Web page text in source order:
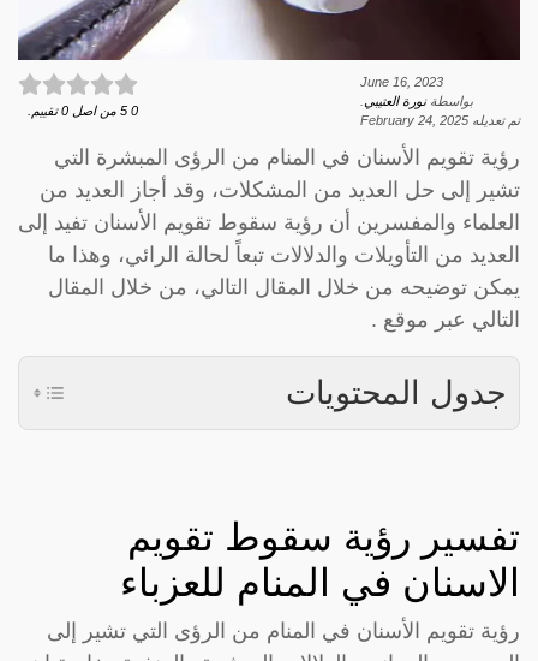
June 16, 2023
بواسطةنورة العتيبي
تم تعديله February 24, 2025
0
5 من اصل 0 تقييم.
رؤية تقويم الأسنان في المنام من الرؤى المبشرة التي
تشير إلى حل العديد من المشكلات، وقد أجاز العديد من
العلماء والمفسرين أن رؤية سقوط تقويم الأسنان تفيد إلى
العديد من التأويلات والدلالات تبعاً لحالة الرائي، وهذا ما
يمكن توضيحه من خلال المقال التالي، من خلال المقال
التالي عبر موقع .
جدول المحتويات
تفسير رؤية سقوط تقويم
الاسنان في المنام للعزباء
رؤية تقويم الأسنان في المنام من الرؤى التي تشير إلى